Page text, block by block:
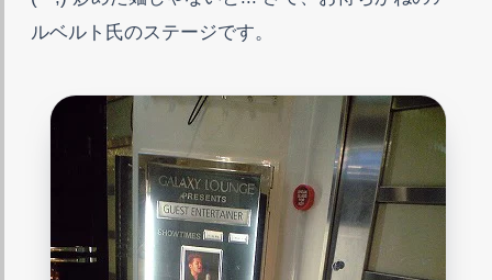
ルベルト氏のステージです。